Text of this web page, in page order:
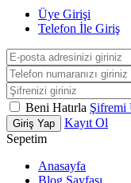
Üye Girişi
Telefon İle Giriş
Beni Hatırla Şifremi
Giriş Yap
Kayıt Ol
Sepetim
Anasayfa
Blog Sayfası